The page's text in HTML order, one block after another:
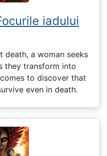
iadului
death, a woman seeks
they transform into
to discover that
even in death.